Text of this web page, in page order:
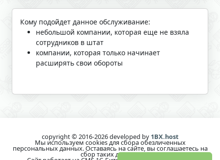
Кому подойдет данное обслуживание:
небольшой компании, которая еще не взяла
сотрудников в штат
компании, которая только начинает
расширять свои обороты
copyright © 2016-2026 developed by 1BX.host
Мы используем cookies для сбора обезличенных
персональных данных. Оставаясь на сайте, вы соглашаетесь на
сбор таких данных.